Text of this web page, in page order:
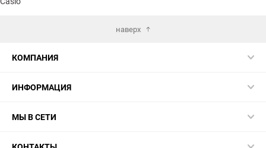
наверх
КОМПАНИЯ
ИНФОРМАЦИЯ
МЫ В СЕТИ